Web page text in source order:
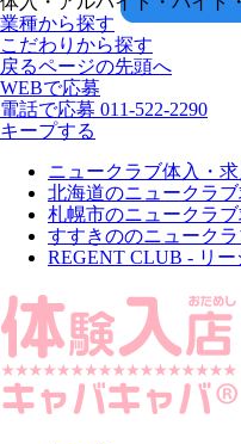
業種から探す
こだわりから探す
戻るページの先頭へ
WEBで応募
電話で応募 011-522-2290
キープする
ニュークラブ体入・
北海道のニュークラブ
札幌市のニュークラブ
すすきののニュークラ
REGENT CLUB - リ